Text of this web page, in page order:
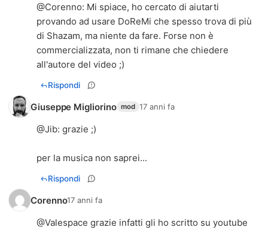
@Corenno: Mi spiace, ho cercato di aiutarti
provando ad usare DoReMi che spesso trova di più
di Shazam, ma niente da fare. Forse non è
commercializzata, non ti rimane che chiedere
all'autore del video ;)
Rispondi
Giuseppe Migliorino mod 17 anni fa
@Jib: grazie ;)
per la musica non saprei...
Rispondi
Corenno17 anni fa
@Valespace grazie infatti gli ho scritto su youtube